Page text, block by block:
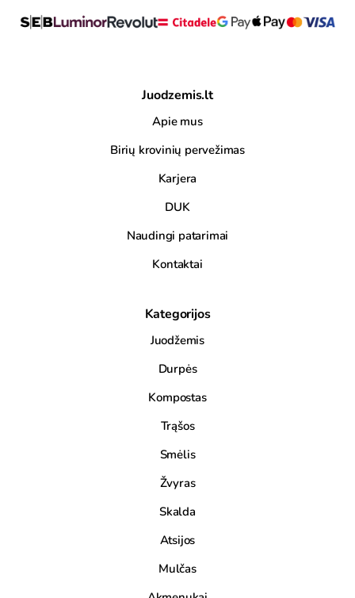
Juodzemis.lt
Apie mus
Birių krovinių pervežimas
Karjera
DUK
Naudingi patarimai
Kontaktai
Kategorijos
Juodžemis
Durpės
Kompostas
Trąšos
Smėlis
Žvyras
Skalda
Atsijos
Mulčas